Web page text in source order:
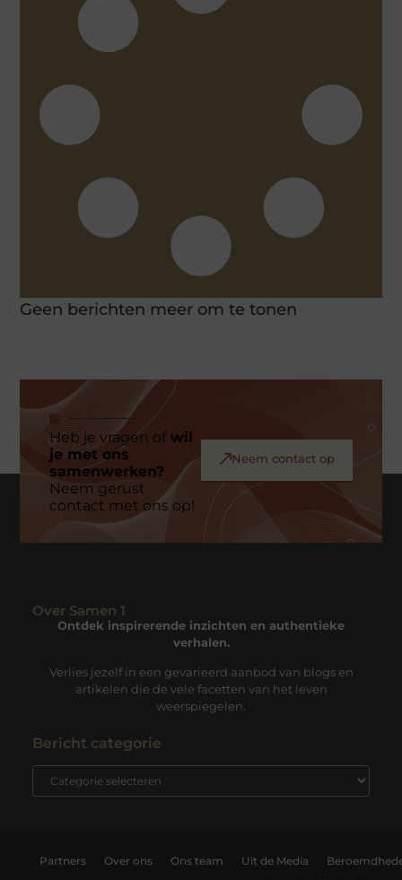
Geen berichten meer om te tonen
Heb je vragen ofwil
je met ons
samenwerken?
Neem gerust
contact met ons op!
Neem contact op
Over Samen 1
Ontdek inspirerende inzichten en authentieke
verhalen.
Verlies jezelf in een gevarieerd aanbod van blogs en
artikelen die de vele facetten van het leven
weerspiegelen.
Bericht categorie
Partners Over ons Ons team Uit de Media